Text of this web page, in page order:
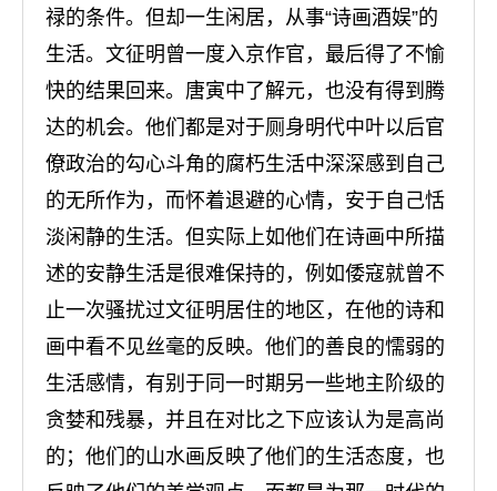
禄的条件。但却一生闲居，从事“诗画酒娱”的
生活。文征明曾一度入京作官，最后得了不愉
快的结果回来。唐寅中了解元，也没有得到腾
达的机会。他们都是对于厕身明代中叶以后官
僚政治的勾心斗角的腐朽生活中深深感到自己
的无所作为，而怀着退避的心情，安于自己恬
淡闲静的生活。但实际上如他们在诗画中所描
述的安静生活是很难保持的，例如倭寇就曾不
止一次骚扰过文征明居住的地区，在他的诗和
画中看不见丝毫的反映。他们的善良的懦弱的
生活感情，有别于同一时期另一些地主阶级的
贪婪和残暴，并且在对比之下应该认为是高尚
的；他们的山水画反映了他们的生活态度，也